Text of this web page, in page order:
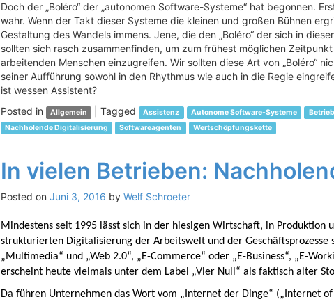
Doch der „Boléro“ der „autonomen Software-Systeme“ hat begonnen.
wahr. Wenn der Takt dieser Systeme die kleinen und großen Bühnen
Gestaltung des Wandels immens. Jene, die den „Boléro“ der sich in
sollten sich rasch zusammenfinden, um zum frühest möglichen
arbeitenden Menschen einzugreifen. Wir sollten diese Art von „Boléro“
seiner Aufführung sowohl in den Rhythmus wie auch in die Regie
ist wessen Assistent?
Posted in
Allgemein |Tagged Assistenz Autonome Software-Systeme
Nachholende Digitalisierung
Softwareagenten Wertschöpfungskette
In vielen Betrieben:
Posted on Juni 3, 2016 by Welf Schroeter
Mindestens seit 1995 lässt sich in der hiesigen Wirtschaft, in Produktion
strukturierten Digitalisierung der Arbeitswelt und der Geschäftsprozesse
„Multimedia“ und „Web 2.0“, „E-Commerce“ oder „E-Business“, „E-
erscheint heute vielmals unter dem Label „Vier Null“ als faktisch alter
Da führen Unternehmen das Wort vom „Internet der Dinge“ („Internet